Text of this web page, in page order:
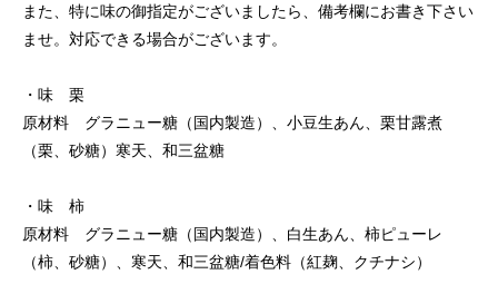
また、特に味の御指定がございましたら、備考欄にお書き下さい
ませ。対応できる場合がございます。
・味 栗
原材料 グラニュー糖（国内製造）、小豆生あん、栗甘露煮
（栗、砂糖）寒天、和三盆糖
・味 柿
原材料 グラニュー糖（国内製造）、白生あん、柿ピューレ
（柿、砂糖）、寒天、和三盆糖/着色料（紅麹、クチナシ）